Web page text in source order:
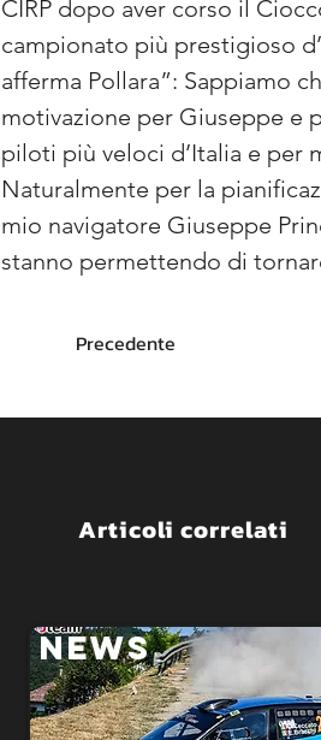
CIRP dopo aver corso il
campionato più prestigioso
afferma Pollara”: Sappiamo
motivazione per Giuseppe e
piloti più veloci d’Italia e per
Naturalmente per la
mio navigatore Giuseppe
stanno permettendo di
Precedente
Articoli correlati
NEWS